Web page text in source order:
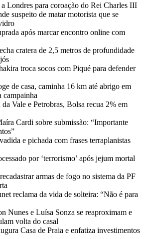
Londres para coroação do Rei Charles III
suspeito de matar motorista que se
após marcar encontro online com
cratera de 2,5 metros de profundidade
troca socos com Piqué para defender
de casa, caminha 16 km até abrigo em
campainha
Vale e Petrobras, Bolsa recua 2% em
Cardi sobre submissão: “Importante
e pichada com frases terraplanistas
por ‘terrorismo’ após jejum mortal
armas de fogo no sistema da PF
reclama da vida de solteira: “Não é para
Nunes e Luísa Sonza se reaproximam e
volta do casal
Casa de Praia e enfatiza investimentos